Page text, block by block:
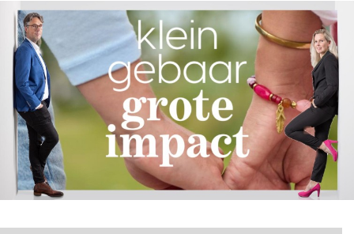
Menu
Home
9 sept: GenAI-training
12 nov: MarketingLive!
Adverteren
Events